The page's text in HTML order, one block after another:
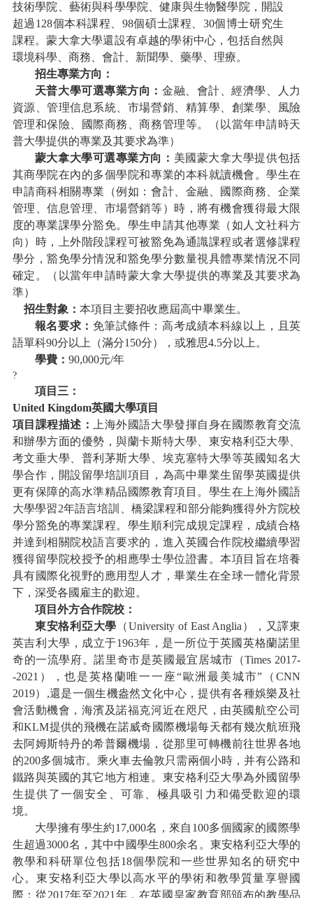
技術學院、藝術與科學學院、健康與生物醫學院，開設
超過128個本科課程、98個碩士課程、30個博士研究生
課程。蒙大拿大學還設有卓越的學術中心，包括自然與
環境科學、商務、會計、新聞學、藥學、理療。
招生專業方向：
天普大學可選專業方向： 金融、會計、經濟學、人力
資源、管理信息系統、市場營銷、精算學、創業學、風險
管理和保險、國際商務、商務管理等。（以當年申請時天
普大學提供的專業及其要求為準）
蒙大拿大學可選專業方向： 美國蒙大拿大學提供包括
其商學院在內的多個學院和專業的本科就讀機會。學生在
申請商科相關專業（例如：會計、金融、國際商務、企業
管理、信息管理、市場營銷等）時，將有機會獲得最大限
度的專業課學分豁免。學生申請其他專業（如人文社科方
向）時，上外階段課程可被豁免為通識課程或者選修課程
學分，豁免學分情況和豁免學分數量視具體專業情況不同
確定。（以當年申請時蒙大拿大學提供的專業及其要求為
準）
招生對象： 本項目主要招收應屆高中畢業生。
報名要求： 免筆試條件：高考成績本科線以上，且英
語單科90分以上（滿分150分），或雅思4.5分以上。
學費： 90,000元/年
?
項目三：
United Kingdom英國大學項目
項目課程描述：
上海外國語大學發揮自身在國際教育交流
和辦學方面的優勢，與蘭卡斯特大學、東安格利亞大學、
考文垂大學、普利茅斯大學、埃克塞特大學等英國知名大
學合作，開設留學培訓項目，為高中畢業生留學英國提供
更有保障的高水準精品國際教育項目。學生在上海外國語
大學學習2年語言培訓、橋梁課程和部分能夠獲得外方院校
學分豁免的專業課程。學生順利完成規定課程，成績合格
并達到相關院校語言要求的，進入英國合作院校繼續學習
獲得留學院校授予的相應學士學位證書。本項目旨在培養
具有國際化視野的應用型人才，畢業生在全球一體化背景
下，深受各國雇主的歡迎。
項目外方合作院校：
東安格利亞大學 （University of East Anglia），又譯東
英吉利大學 ，成立于1963年，是一所位于英國英格蘭諾里
奇的一流學府。諾里奇市是英國最宜居城市（Times 2017-
-2021），也是英格蘭唯一一座“歐洲最美城市”（CNN
2019）,還是一個生機盎然文化中心，提供有各種娛樂及社
會活動機會，海濱及諾福克河近在咫尺，由英國航空公司
和KLM提供的飛機在諾威奇國際機場每天都有幾次航班飛
去阿姆斯特丹的希普爾機場，從那里可轉機前往世界各地
的200多個城市。乘火車去倫敦只需兩個小時 ，并有公路和
鐵路與英國的其它地方相連。東安格利亞大學為外國留學
生提供了一個安全、可靠、極具吸引力和備受歡迎的環
境。
大學擁有學生約17,000名，來自100多個國家的國際學
生超過3000名，其中中國學生800余名。 東安格利亞大學的
教學和科研單位包括18個學院和一些世界知名的研究中
心。東安格利亞大學 以高水平的學術和教學質量享譽國
際：從2017年至2021年，在英國皇家教育部頒布的教學品